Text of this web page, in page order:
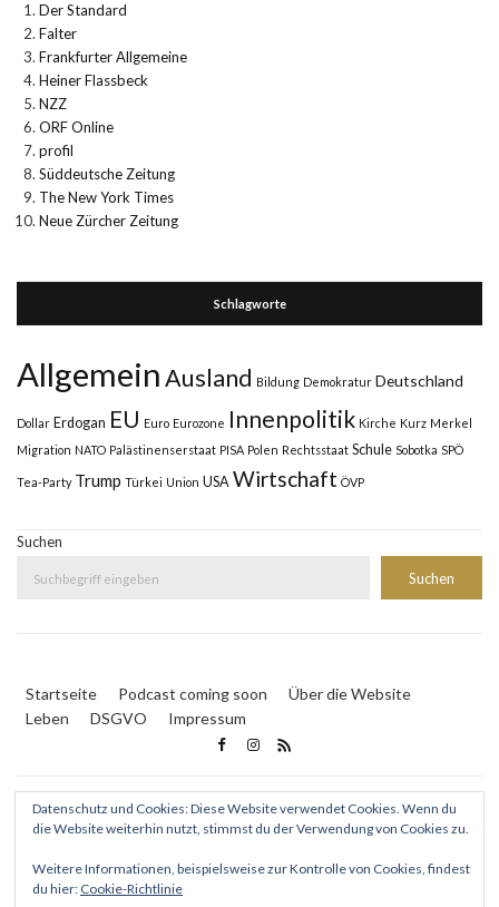
Der Standard
Falter
Frankfurter Allgemeine
Heiner Flassbeck
NZZ
ORF Online
profil
Süddeutsche Zeitung
The New York Times
Neue Zürcher Zeitung
Schlagworte
AllgemeinAusland Bildung Demokratur Deutschland
Dollar Erdogan EU Euro Eurozone Innenpolitik Kirche Kurz Merkel
Migration NATO Palästinenserstaat PISA Polen Rechtsstaat Schule Sobotka SPÖ
Tea-Party Trump Türkei Union USA Wirtschaft ÖVP
Suchen
Suchen
Startseite Podcast coming soon
Über die Website
Leben
DSGVO Impressum
© 2024 www.Lingens.online - Peter Michael Lingens
Datenschutz und Cookies: Diese Website verwendet Cookies. Wenn du
die Website weiterhin nutzt, stimmst du der Verwendung von Cookies zu.
Weitere Informationen, beispielsweise zur Kontrolle von Cookies, findest
du hier: Cookie-Richtlinie